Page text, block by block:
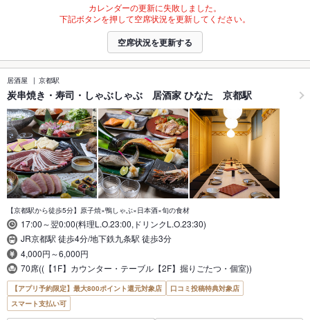
カレンダーの更新に失敗しました。
下記ボタンを押して空席状況を更新してください。
空席状況を更新する
居酒屋 京都駅
炭串焼き・寿司・しゃぶしゃぶ 居酒家 ひなた 京都駅
【京都駅から徒歩5分】原子焼×鴨しゃぶ×日本酒×旬の食材
17:00～翌0:00(料理L.O.23:00,ドリンクL.O.23:30)
JR京都駅 徒歩4分/地下鉄九条駅 徒歩3分
4,000円～6,000円
70席((【1F】カウンター・テーブル【2F】掘りごたつ・個室))
【アプリ予約限定】最大800ポイント還元対象店
口コミ投稿特典対象店
スマート支払い可